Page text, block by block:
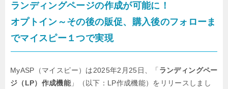
ランディングページの作成が可能に！
オプトイン～その後の販促、購入後のフォローま
でマイスピー１つで実現
MyASP（マイスピー）は2025年2月25日、「 ランディングペー
ジ（LP）作成機能」（以下：LP作成機能）をリリースしまし